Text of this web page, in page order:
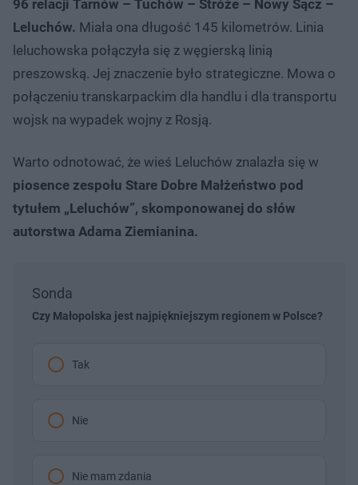
96 relacji Tarnów – Tuchów – Stróże – Nowy Sącz –
Leluchów. Miała ona długość 145 kilometrów. Linia
leluchowska połączyła się z węgierską linią
preszowską. Jej znaczenie było strategiczne. Mowa o
połączeniu transkarpackim dla handlu i dla transportu
wojsk na wypadek wojny z Rosją.
Warto odnotować, że wieś Leluchów znalazła się w
piosence zespołu Stare Dobre Małżeństwo pod
tytułem „Leluchów”, skomponowanej do słów
autorstwa Adama Ziemianina.
Sonda
Czy Małopolska jest najpiękniejszym regionem w Polsce?
Tak
Nie
Nie mam zdania